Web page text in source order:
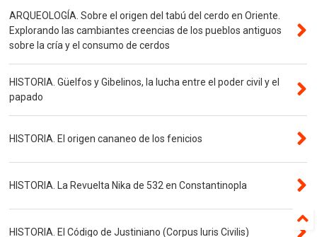
ARQUEOLOGÍA. Sobre el origen del tabú del cerdo en Oriente.
Explorando las cambiantes creencias de los pueblos antiguos
sobre la cría y el consumo de cerdos
HISTORIA. Güelfos y Gibelinos, la lucha entre el poder civil y el
papado
HISTORIA. El origen cananeo de los fenicios
HISTORIA. La Revuelta Nika de 532 en Constantinopla
HISTORIA. El Código de Justiniano (Corpus Iuris Civilis)